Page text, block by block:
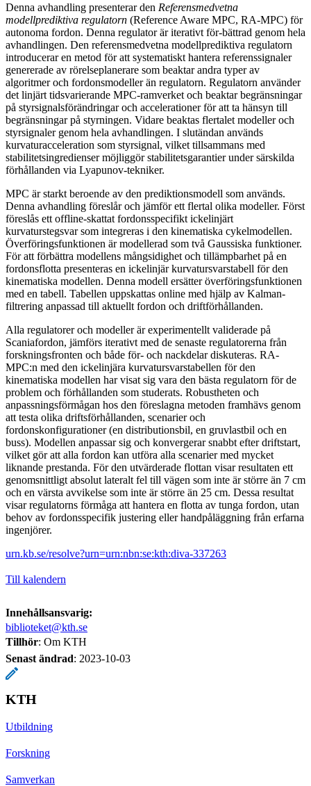
Denna avhandling presenterar den Referensmedvetna
modellprediktiva regulatorn (Reference Aware MPC, RA-MPC) för
autonoma fordon. Denna regulator är iterativt för-bättrad genom hela
avhandlingen. Den referensmedvetna modellprediktiva regulatorn
introducerar en metod för att systematiskt hantera referenssignaler
genererade av rörelseplanerare som beaktar andra typer av
algoritmer och fordonsmodeller än regulatorn. Regulatorn använder
det linjärt tidsvarierande MPC-ramverket och beaktar begränsningar
på styrsignalsförändringar och accelerationer för att ta hänsyn till
begränsningar på styrningen. Vidare beaktas flertalet modeller och
styrsignaler genom hela avhandlingen. I slutändan används
kurvaturacceleration som styrsignal, vilket tillsammans med
stabilitetsingredienser möjliggör stabilitetsgarantier under särskilda
förhållanden via Lyapunov-tekniker.
MPC är starkt beroende av den prediktionsmodell som används.
Denna avhandling föreslår och jämför ett flertal olika modeller. Först
föreslås ett offline-skattat fordonsspecifikt ickelinjärt
kurvaturstegsvar som integreras i den kinematiska cykelmodellen.
Överföringsfunktionen är modellerad som två Gaussiska funktioner.
För att förbättra modellens mångsidighet och tillämpbarhet på en
fordonsflotta presenteras en ickelinjär kurvatursvarstabell för den
kinematiska modellen. Denna modell ersätter överföringsfunktionen
med en tabell. Tabellen uppskattas online med hjälp av Kalman-
filtrering anpassad till aktuellt fordon och driftförhållanden.
Alla regulatorer och modeller är experimentellt validerade på
Scaniafordon, jämförs iterativt med de senaste regulatorerna från
forskningsfronten och både för- och nackdelar diskuteras. RA-
MPC:n med den ickelinjära kurvatursvarstabellen för den
kinematiska modellen har visat sig vara den bästa regulatorn för de
problem och förhållanden som studerats. Robustheten och
anpassningsförmågan hos den föreslagna metoden framhävs genom
att testa olika driftsförhållanden, scenarier och
fordonskonfigurationer (en distributionsbil, en gruvlastbil och en
buss). Modellen anpassar sig och konvergerar snabbt efter driftstart,
vilket gör att alla fordon kan utföra alla scenarier med mycket
liknande prestanda. För den utvärderade flottan visar resultaten ett
genomsnittligt absolut lateralt fel till vägen som inte är större än 7 cm
och en värsta avvikelse som inte är större än 25 cm. Dessa resultat
visar regulatorns förmåga att hantera en flotta av tunga fordon, utan
behov av fordonsspecifik justering eller handpåläggning från erfarna
ingenjörer.
urn.kb.se/resolve?urn=urn:nbn:se:kth:diva-337263
Till kalendern
Innehållsansvarig:
biblioteket@kth.se
Tillhör: Om KTH
Senast ändrad: 2023-10-03
KTH
Utbildning
Forskning
Samverkan